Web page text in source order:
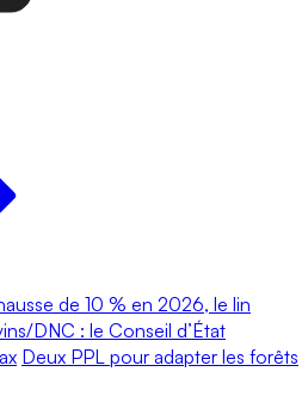
de 10 % en 2026, le lin
DNC : le Conseil d’État
Deux PPL pour adapter les forêts